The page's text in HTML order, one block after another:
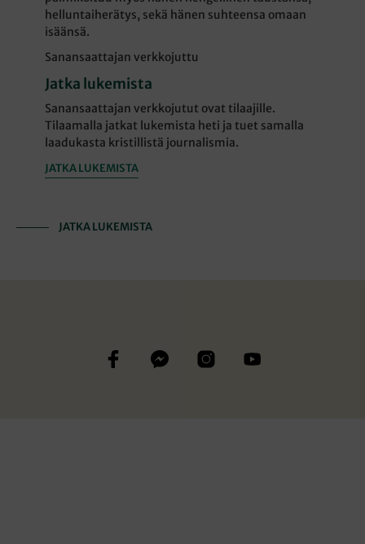
helluntaiherätys, sekä hänen suhteensa omaan
isäänsä.
Sanansaattajan verkkojuttu
Jatka lukemista
Sanansaattajan verkkojutut ovat tilaajille.
Tilaamalla jatkat lukemista heti ja tuet samalla
laadukasta kristillistä journalismia.
JATKA LUKEMISTA
JATKA LUKEMISTA